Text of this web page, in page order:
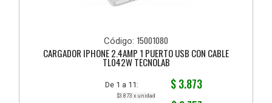
Código: 15001080
CARGADOR IPHONE 2.4AMP 1 PUERTO USB CON CABLE
TL042W TECNOLAB
De 1 a 11: $ 3.873
$3.873 x unidad